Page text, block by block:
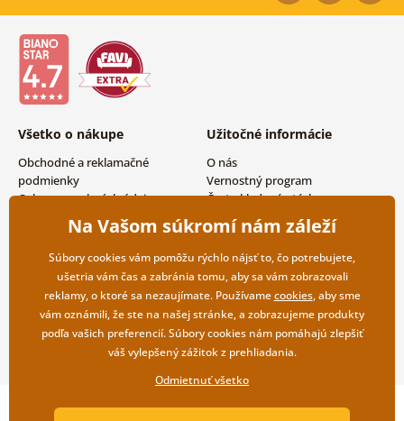
Všetko o nákupe
Obchodné a reklamačné
podmienky
Ochrana osobných údajov
Možnosti dopravy a platby
Vrátenie tovaru
Užitočné informácie
O nás
Vernostný program
Často kladené otázky
Magazín
Kontakty
Veľkoobchodná spolupráca
Copyright ©2019 © Dovido.sk.
Na Vašom súkromí nám záleží
Súbory cookies vám pomôžu rýchlo nájsť to, čo potrebujete,
ušetria vám čas a zabránia tomu, aby sa vám zobrazovali
reklamy, o ktoré sa nezaujímate. Používamecookies, aby sme
vám oznámili, že ste na našej stránke, a zobrazujeme produkty
podľa vašich preferencií. Súbory cookies nám pomáhajú zlepšiť
váš vylepšený zážitok z prehliadania.
Odmietnuť všetko